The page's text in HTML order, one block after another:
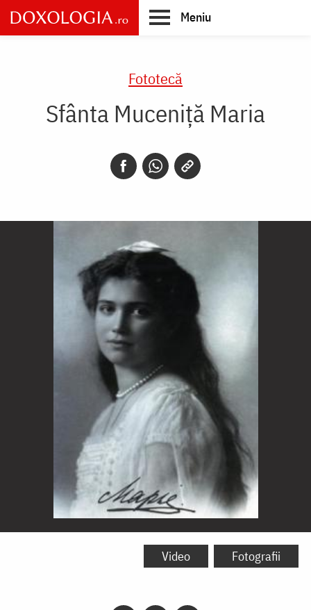
Skip
to
main
Meniu
Fototecă
Sfânta Muceniţă Maria
Sfânta
Video Fotografii